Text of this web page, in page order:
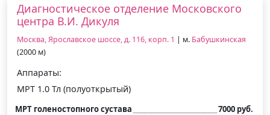
Диагностическое отделение Московского
центра В.И. Дикуля
Москва, Ярославское шоссе, д. 116, корп. 1 | м. Бабушкинская
(2000 м)
Аппараты:
МРТ 1.0 Тл (полуоткрытый)
МРТ голеностопного сустава 7000 руб.